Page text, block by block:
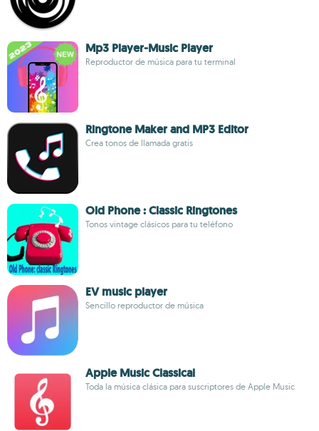
Mp3 Player-Music Player
Reproductor de música para tu terminal
Ringtone Maker and MP3 Editor
Crea tonos de llamada gratis
Old Phone : Classic Ringtones
Tonos vintage clásicos para tu teléfono
EV music player
Sencillo reproductor de música
Apple Music Classical
Toda la música clásica para suscriptores de Apple Music